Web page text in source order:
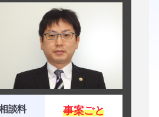
談料 事案ごと